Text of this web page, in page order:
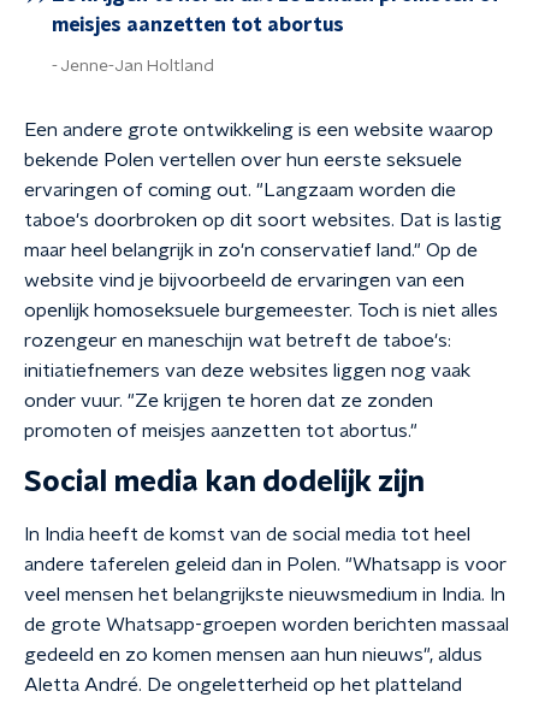
meisjes aanzetten tot abortus
Jenne-Jan Holtland
Een andere grote ontwikkeling is een website waarop
bekende Polen vertellen over hun eerste seksuele
ervaringen of coming out. "Langzaam worden die
taboe's doorbroken op dit soort websites. Dat is lastig
maar heel belangrijk in zo'n conservatief land." Op de
website vind je bijvoorbeeld de ervaringen van een
openlijk homoseksuele burgemeester. Toch is niet alles
rozengeur en maneschijn wat betreft de taboe's:
initiatiefnemers van deze websites liggen nog vaak
onder vuur. "Ze krijgen te horen dat ze zonden
promoten of meisjes aanzetten tot abortus."
Social media kan dodelijk zijn
In India heeft de komst van de social media tot heel
andere taferelen geleid dan in Polen. "Whatsapp is voor
veel mensen het belangrijkste nieuwsmedium in India. In
de grote Whatsapp-groepen worden berichten massaal
gedeeld en zo komen mensen aan hun nieuws", aldus
Aletta André. De ongeletterheid op het platteland